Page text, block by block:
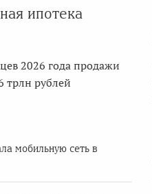
ипотека
2026 года продажи
трлн рублей
мобильную сеть в